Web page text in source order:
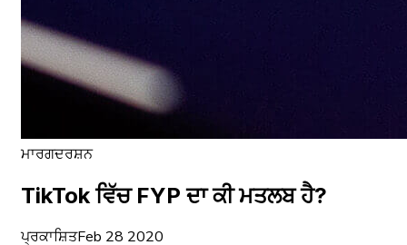
ਮਾਰਗਦਰਸ਼ਨ
TikTok ਵਿੱਚ FYP ਦਾ ਕੀ ਮਤਲਬ ਹੈ?
ਪ੍ਰਕਾਸ਼ਿਤFeb 28 2020